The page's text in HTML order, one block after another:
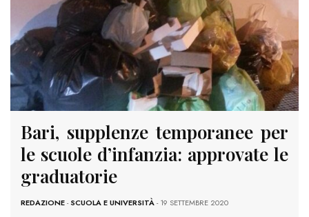
Bari, supplenze temporanee per
le scuole d’infanzia: approvate le
graduatorie
REDAZIONE-SCUOLA E UNIVERSITÀ- 19 SETTEMBRE 2020